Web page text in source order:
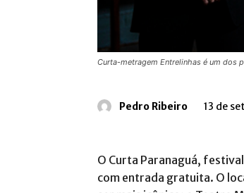
Curta-metragem Entrelinhas é um dos
Pedro Ribeiro 13 de
O Curta Paranaguá,
com entrada gratuita. O